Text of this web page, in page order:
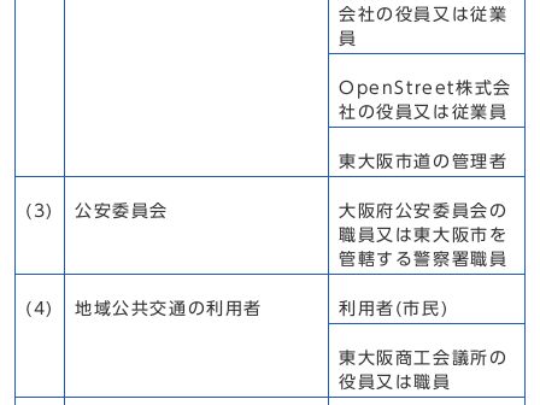
会社の役員又は従業
員
OpenStreet株式会
社の役員又は従業員
東大阪市道の管理者
(3) 公安委員会
大阪府公安委員会の
職員又は東大阪市を
管轄する警察署職員
(4) 地域公共交通の利用者 利用者(市民)
東大阪商工会議所の
役員又は職員